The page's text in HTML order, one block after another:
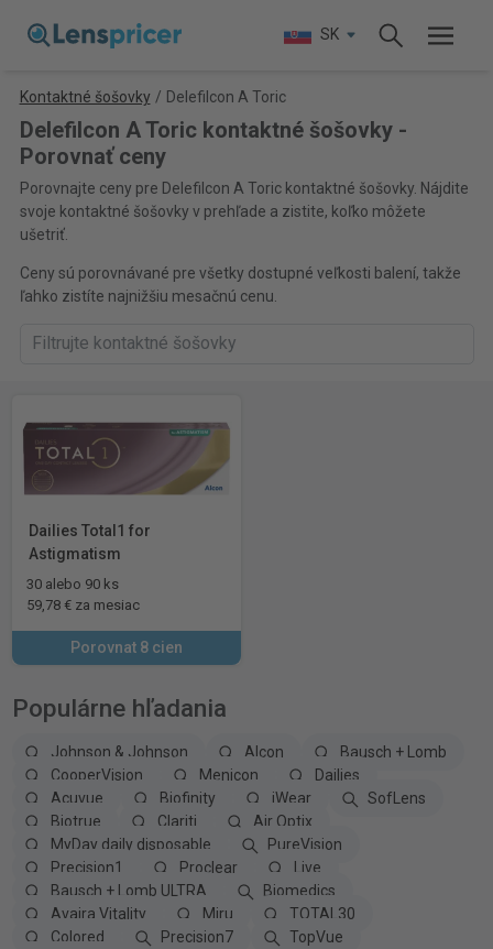
SK
Kontaktné šošovky / Delefilcon A Toric
Delefilcon A Toric kontaktné šošovky -
Porovnať ceny
Porovnajte ceny pre Delefilcon A Toric kontaktné šošovky. Nájdite
svoje kontaktné šošovky v prehľade a zistite, koľko môžete
ušetriť.
Ceny sú porovnávané pre všetky dostupné veľkosti balení, takže
ľahko zistíte najnižšiu mesačnú cenu.
Dailies Total1 for
Astigmatism
30 alebo 90 ks
59,78 € za mesiac
Porovnat 8 cien
Populárne hľadania
Johnson & Johnson Alcon
Bausch + Lomb
CooperVision
Menicon
Dailies
Acuvue
Biofinity iWear
SofLens
Biotrue
Clariti
Air Optix
MyDay daily disposable
PureVision
Precision1
Proclear
Live
Bausch + Lomb ULTRA
Biomedics
Avaira Vitality
Miru
TOTAL30
Colored
Precision7
TopVue